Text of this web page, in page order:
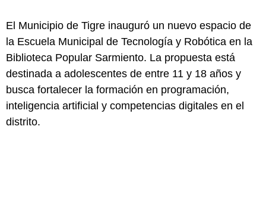
El Municipio de Tigre inauguró un nuevo espacio de
la Escuela Municipal de Tecnología y Robótica en la
Biblioteca Popular Sarmiento. La propuesta está
destinada a adolescentes de entre 11 y 18 años y
busca fortalecer la formación en programación,
inteligencia artificial y competencias digitales en el
distrito.